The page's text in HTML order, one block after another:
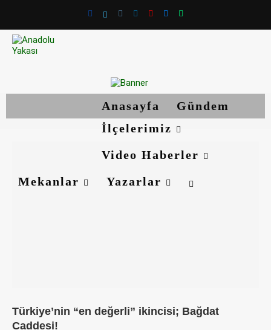
Anasayfa
Gündem
İlçelerimiz
Video Haberler
Mekanlar
Yazarlar
Türkiye’nin “en değerli” ikincisi; Bağdat
Caddesi!